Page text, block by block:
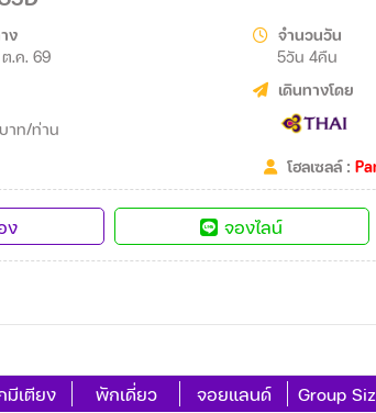
ง
.ค. 69
จำนวนวัน
5วัน 4คืน
บาท/ท่าน
เดินทางโดย
โฮลเซลล์ :
ง จองไลน์
มีเตียง พักเดี่ยว จอยแลนด์ Group